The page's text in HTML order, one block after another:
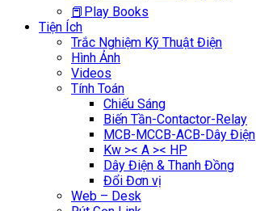
📕Play Books
Tiện Ích
Trắc Nghiệm Kỹ Thuật Điện
Hình Ảnh
Videos
Tính Toán
Chiếu Sáng
Biến Tần-Contactor-Relay
MCB-MCCB-ACB-Dây Điện
Kw >< A >< HP
Dây Điện & Thanh Đồng
Đổi Đơn vị
Web – Desk